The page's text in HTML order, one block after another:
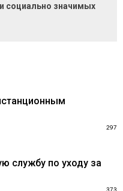
социально значимых
297
службу по уходу за
373